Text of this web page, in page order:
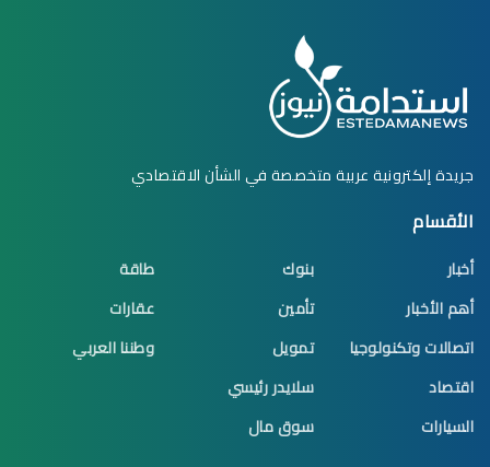
جريدة إلكترونية عربية متخصصة في الشأن الاقتصادي
الأقسام
أخبار
أهم الأخبار
اتصالات وتكنولوجيا
اقتصاد
السيارات
بنوك
تأمين
تمويل
سلايدر رئيسي
سوق مال
طاقة
عقارات
وطننا العربي